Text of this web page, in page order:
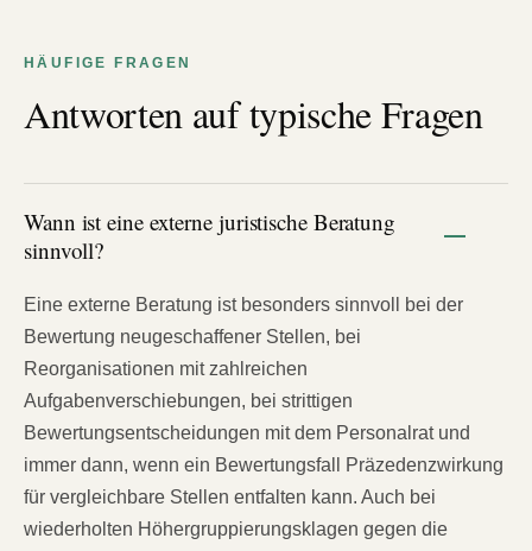
HÄUFIGE FRAGEN
Antworten auf typische Fragen
Wann ist eine externe juristische Beratung
sinnvoll?
Eine externe Beratung ist besonders sinnvoll bei der
Bewertung neugeschaffener Stellen, bei
Reorganisationen mit zahlreichen
Aufgabenverschiebungen, bei strittigen
Bewertungsentscheidungen mit dem Personalrat und
immer dann, wenn ein Bewertungsfall Präzedenzwirkung
für vergleichbare Stellen entfalten kann. Auch bei
wiederholten Höhergruppierungsklagen gegen die